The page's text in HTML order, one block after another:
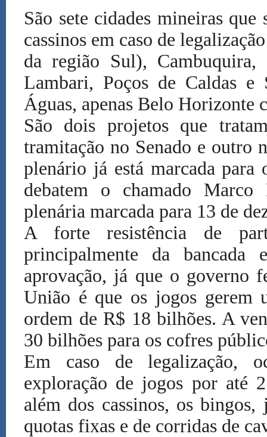
São sete cidades mineiras que
cassinos em caso de
da região Sul),
Lambari, Poços de Caldas
Águas, apenas Belo Horizonte
São dois projetos que
tramitação no Senado e outro
plenário já está marcada para
debatem o chamado Marco
plenária marcada para 13 de
A forte resistência de
principalmente da bancada
aprovação, já que o governo
União é que os jogos gerem
ordem de R$ 18 bilhões. A
30 bilhões para os cofres
Em caso de legalização,
exploração de jogos por até
além dos cassinos, os
quotas fixas e de corridas de